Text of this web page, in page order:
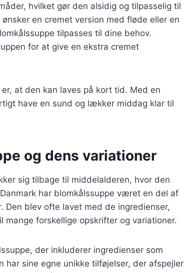
hvilket gør den alsidig og tilpasselig til
en cremet version med fløde eller en
tilpasses til dine behov.
for at give en ekstra cremet
at den kan laves på kort tid. Med en
have en sund og lækker middag klar til
og dens variationer
sig tilbage til middelalderen, hvor den
har blomkålssuppe været en del af
Den blev ofte lavet med de ingredienser,
forskellige opskrifter og variationer.
der inkluderer ingredienser som
sine egne unikke tilføjelser, der afspejler